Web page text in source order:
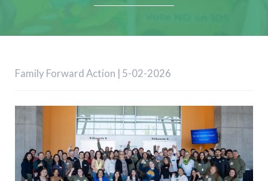
Family Forward Action | 5-02-2026